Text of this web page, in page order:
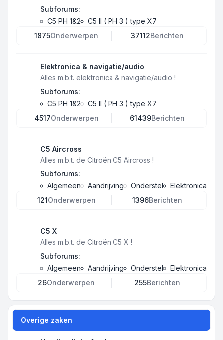
Subforums:
C5 PH 1&2
C5 II ( PH 3 ) type X7
1875Onderwerpen 37112Berichten
Elektronica & navigatie/audio
Alles m.b.t. elektronica & navigatie/audio !
Subforums:
C5 PH 1&2
C5 II ( PH 3 ) type X7
4517Onderwerpen 61439Berichten
C5 Aircross
Alles m.b.t. de Citroën C5 Aircross !
Subforums:
Algemeen
Aandrijving Onderstel
Elektronica
121Onderwerpen 1396Berichten
C5 X
Alles m.b.t. de Citroën C5 X !
Subforums:
Algemeen
Aandrijving Onderstel
Elektronica
26Onderwerpen 255Berichten
Overige zaken